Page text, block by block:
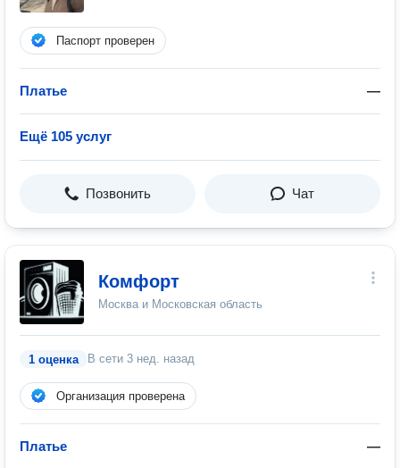
Паспорт проверен
Платье —
Ещё 105 услуг
Позвонить Чат
Комфорт
Москва и Московская область
1 оценка В сети 3 нед. назад
Организация проверена
Платье —